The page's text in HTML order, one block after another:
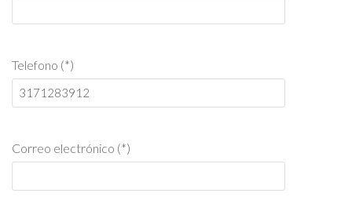
Telefono (*)
Correo electrónico (*)